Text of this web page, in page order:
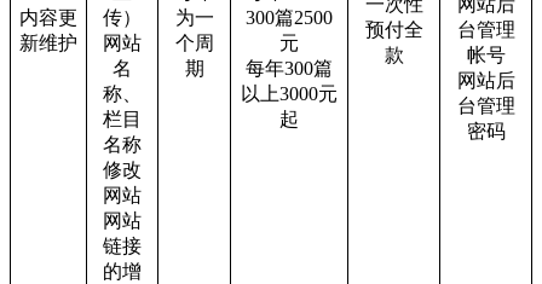
内容更
新维护
传）
网站
名
称、
栏目
名称
修改
网站
网站
链接
的增
为一
个周
期
300篇2500
元
每年300篇
以上3000元
起
预付全
款
台管理
帐号
网站后
台管理
密码